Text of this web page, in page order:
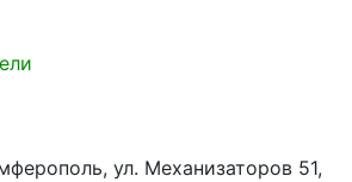
ул. Механизаторов 51,